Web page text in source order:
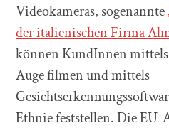
Videokameras, sogenannte
der italienischen Firma
können KundInnen
Auge filmen und mittels
Ethnie feststellen. Die EU-